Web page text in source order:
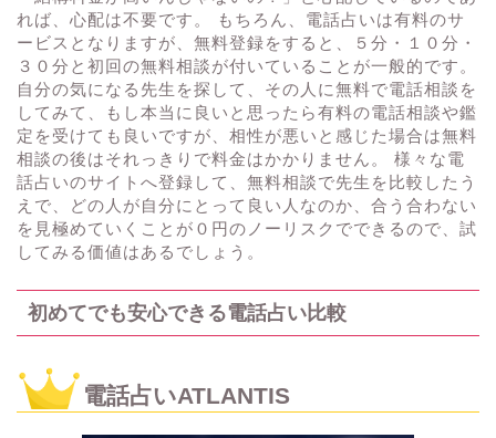
れば、心配は不要です。 もちろん、電話占いは有料のサ
ービスとなりますが、無料登録をすると、５分・１０分・
３０分と初回の無料相談が付いていることが一般的です。
自分の気になる先生を探して、その人に無料で電話相談を
してみて、もし本当に良いと思ったら有料の電話相談や鑑
定を受けても良いですが、相性が悪いと感じた場合は無料
相談の後はそれっきりで料金はかかりません。 様々な電
話占いのサイトへ登録して、無料相談で先生を比較したう
えで、どの人が自分にとって良い人なのか、合う合わない
を見極めていくことが０円のノーリスクでできるので、試
してみる価値はあるでしょう。
初めてでも安心できる電話占い比較
電話占いATLANTIS